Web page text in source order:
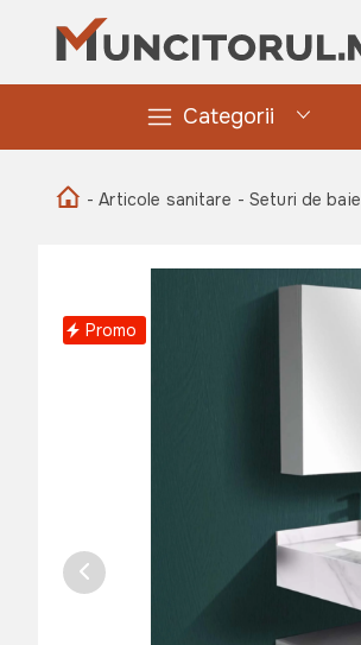
Categorii
- Articole sanitare - Seturi de baie
Promo